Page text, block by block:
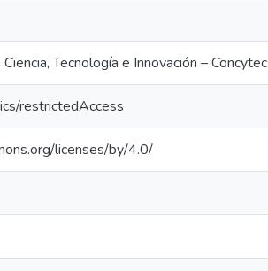
Tecnología e Innovación – Concytec
restrictedAccess
licenses/by/4.0/